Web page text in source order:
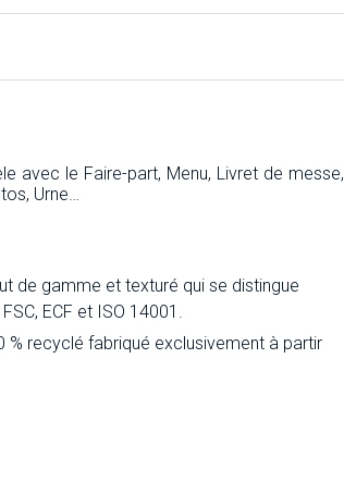
avec le Faire-part, Menu, Livret de messe,
Urne…
de gamme et texturé qui se distingue
ECF et ISO 14001.
% recyclé fabriqué exclusivement à partir